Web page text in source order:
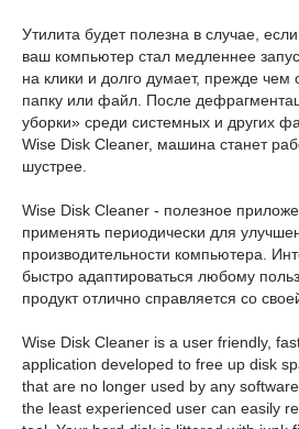
Утилита будет полезна в случае,
ваш компьютер стал медленнее
на клики и долго думает, прежде чем
папку или файл. После
уборки» среди системных и других
Wise Disk Cleaner, машина станет
шустрее.
Wise Disk Cleaner - полезное
применять периодически для
производительности компьютера.
быстро адаптироваться любому
продукт отлично справляется со
Wise Disk Cleaner is a user friendly,
application developed to free up disk
that are no longer used by any
the least experienced user can easily